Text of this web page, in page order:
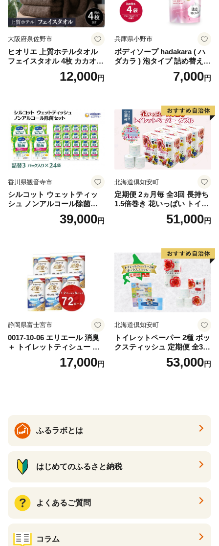
-1]
大阪府泉佐野市
ヒオリエ 上質ホテルタオル
フェイスタオル 4枚 カカオ
【タオル 泉州タオル 吸水 普
段使い 無地 シンプル 日用品
12,000円
兵庫県小野市
ボディソープ hadakara ( ハ
ダカラ ) 泡タイプ 詰め替え 4
40ml×4袋 ボディーソープ 泡
ボディソープ 泡 日用品 消耗
泡石鹸 石鹸 兵庫 兵庫県 小野
7,000円
香川県観音寺市
シルコット ウェットティッ
シュ ノンアルコール除菌詰
替（43枚×3P）×24袋 日用品
おもちゃ 拭き取り 手拭き 外
39,000円
北海道倶知安町
定期便 2ヵ月毎 全3回 長持ち
1.5倍巻き 花いっぱい トイレ
ットペーパー ダブル 45ｍ 計
72ロール 全18種 花柄 プリン
ー 消耗品 備蓄 送料無料 北海
道 倶知安町 日用品
51,000円
静岡県富士宮市
0017-10-06 エリエール 消臭
＋ トイレットティシュー し
っかり香るフレッシュクリア
の香り ダブル 12ロール×6パ
17,000円
北海道倶知安町
トイレットペーパー 2種 ボッ
クスティッシュ 定期便 全3
回 日本製 まとめ買い 防災
常備品 日用雑貨 消耗品 生活
53,000円
ふるラボとは
はじめてのふるさと納税
よくあるご質問
コラム